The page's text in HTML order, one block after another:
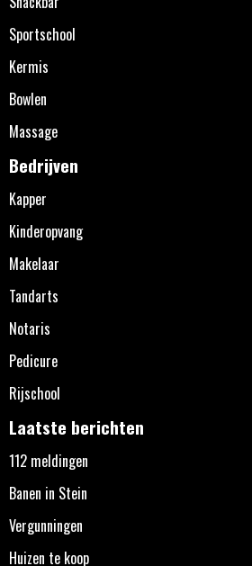
Sportschool
Kermis
Bowlen
Massage
Bedrijven
Kapper
Kinderopvang
Makelaar
Tandarts
Notaris
Pedicure
Rijschool
Laatste berichten
112 meldingen
Banen in Stein
Vergunningen
Huizen te koop